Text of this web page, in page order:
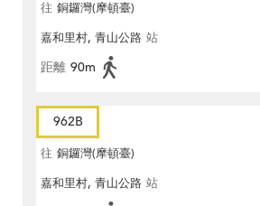
往 銅鑼灣(摩頓臺)
嘉和里村, 青山公路 站
距離 90m
962B
往 銅鑼灣(摩頓臺)
嘉和里村, 青山公路 站